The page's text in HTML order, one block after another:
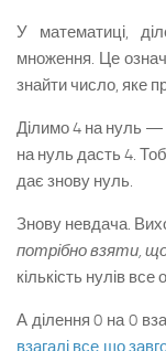
У математиці,
множення. Це
знайти число, яке
Ділимо 4 на нуль —
на нуль дасть 4.
дає знову нуль.
Знову невдача.
потрібно взяти,
кількість нулів
А ділення 0 на 0
взагалі все що